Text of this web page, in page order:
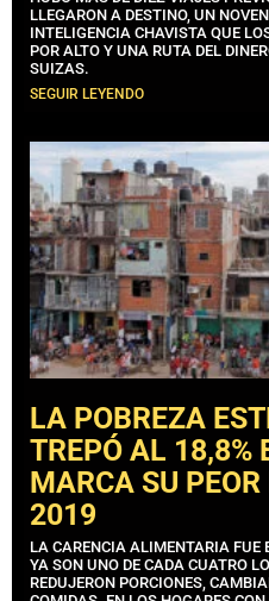
LLEGARON A DESTINO, UN
INTELIGENCIA CHAVISTA QUE
POR ALTO Y UNA RUTA DEL
SUIZAS.
SEGUIR LEYENDO
LA POBREZA
TREPÓ AL 18,8%
MARCA SU PEOR
2019
LA CARENCIA ALIMENTARIA FUE
YA SON UNO DE CADA CUATRO
REDUJERON PORCIONES,